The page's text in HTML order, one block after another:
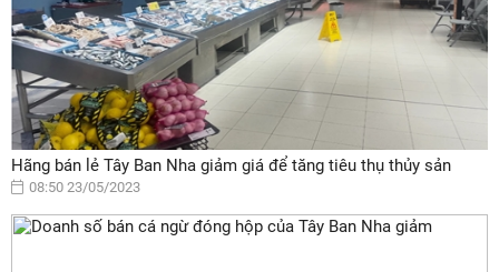
Hãng bán lẻ Tây Ban Nha giảm giá để tăng tiêu thụ thủy sản
08:50 23/05/2023